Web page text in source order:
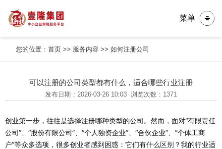
菜单
您的位置：首页 >> 服务内容 >>如何注册公司
可以注册的公司类型都有什么，适合哪些行业注册
发布日期：2026-03-26 10:03 浏览次数：1371
创业第一步，往往是选择注册哪种类型的公司。然而，面对“有限责任
公司”、“股份有限公司”、“个人独资企业”、“合伙企业”、“个体工商
户”等众多选项，很多创业者感到困惑：它们有什么区别？我的行业适